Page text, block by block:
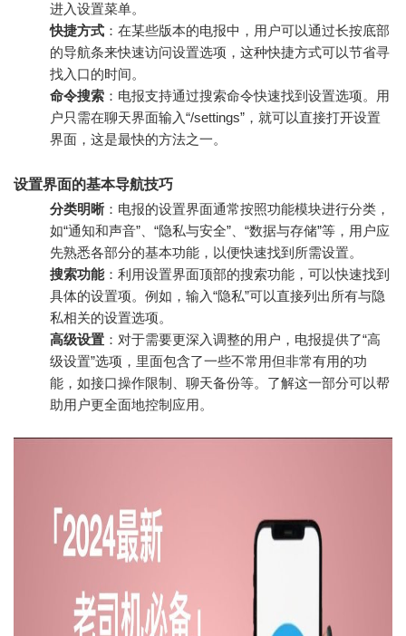
进入设置菜单。
快捷方式 ：在某些版本的电报中，用户可以通过长按底部
的导航条来快速访问设置选项，这种快捷方式可以节省寻
找入口的时间。
命令搜索 ：电报支持通过搜索命令快速找到设置选项。用
户只需在聊天界面输入“/settings”，就可以直接打开设置
界面，这是最快的方法之一。
设置界面的基本导航技巧
分类明晰 ：电报的设置界面通常按照功能模块进行分类，
如“通知和声音”、“隐私与安全”、“数据与存储”等，用户应
先熟悉各部分的基本功能，以便快速找到所需设置。
搜索功能：利用设置界面顶部的搜索功能，可以快速找到
具体的设置项。例如，输入“隐私”可以直接列出所有与隐
私相关的设置选项。
高级设置 ：对于需要更深入调整的用户，电报提供了“高
级设置”选项，里面包含了一些不常用但非常有用的功
能，如接口操作限制、聊天备份等。了解这一部分可以帮
助用户更全面地控制应用。